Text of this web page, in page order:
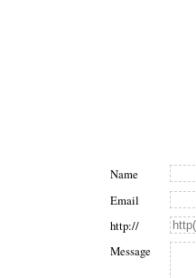
Name
Email
http://
Message